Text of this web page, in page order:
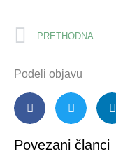
PRETHODNA
Podeli objavu
Povezani članci